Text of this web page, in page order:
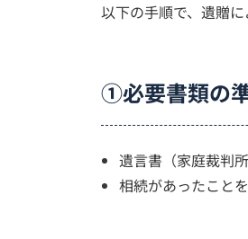
以下の手順で、遺贈
①必要書類の
遺言書（家庭裁判
相続があったこと